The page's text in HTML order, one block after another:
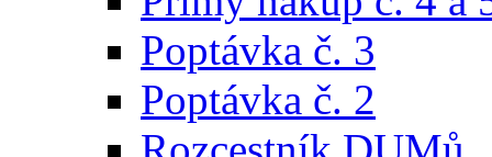
Poptávka č. 3
Poptávka č. 2